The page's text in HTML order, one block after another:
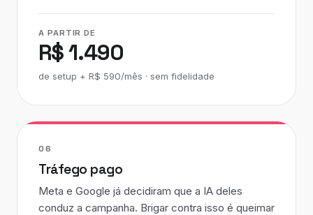
A PARTIR DE
R$ 1.490
de setup + R$ 590/mês · sem fidelidade
06
Tráfego pago
Meta e Google já decidiram que a IA deles
conduz a campanha. Brigar contra isso é queimar